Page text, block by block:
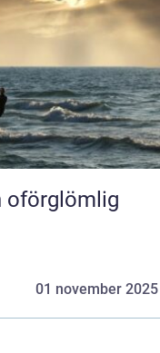
oförglömlig
01 november 2025